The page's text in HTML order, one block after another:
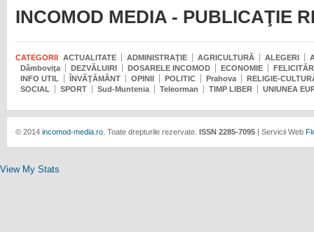
INCOMOD MEDIA - PUBLICAŢIE
CATEGORII ACTUALITATE ADMINISTRAŢIE AGRICULTURĂ ALEGERI
Dâmboviţa
DEZVĂLUIRI DOSARELE INCOMOD ECONOMIE
INFO UTIL
ÎNVĂŢĂMÂNT OPINII POLITIC Prahova
RELIGIE-
SOCIAL
SPORT Sud-Muntenia Teleorman TIMP LIBER UNIUNEA
© 2014incomod-media.ro. Toate drepturile rezervate. ISSN 2285-7095| Servicii Web
View My Stats